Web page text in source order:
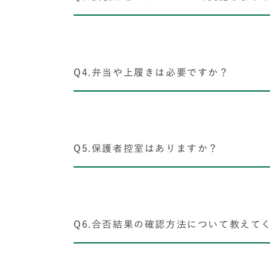
Q4.弁当や上履きは必要ですか？
Q5.保護者控室はありますか？
Q6.合否結果の確認方法について教えて